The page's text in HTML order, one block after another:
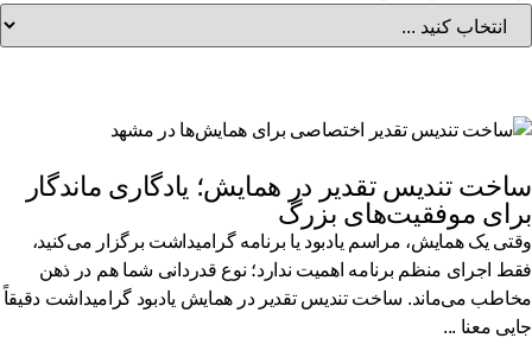
تندیس تقدیر در همایش؛ یادگاری ماندگار
موفقیت‌های بزرگ
یک همایش، مراسم یادبود یا برنامه گرامیداشت برگزار می‌کنید،
اجرای منظم برنامه اهمیت ندارد؛ نوع قدردانی شما هم در ذهن
می‌ماند. ساخت تندیس تقدیر در همایش یادبود گرامیداشت دقیقاً
معنا ...